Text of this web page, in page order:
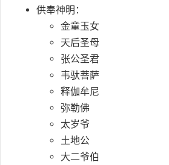
供奉神明：
金童玉女
天后圣母
张公圣君
韦驮菩萨
释伽牟尼
弥勒佛
太岁爷
土地公
大二爷伯